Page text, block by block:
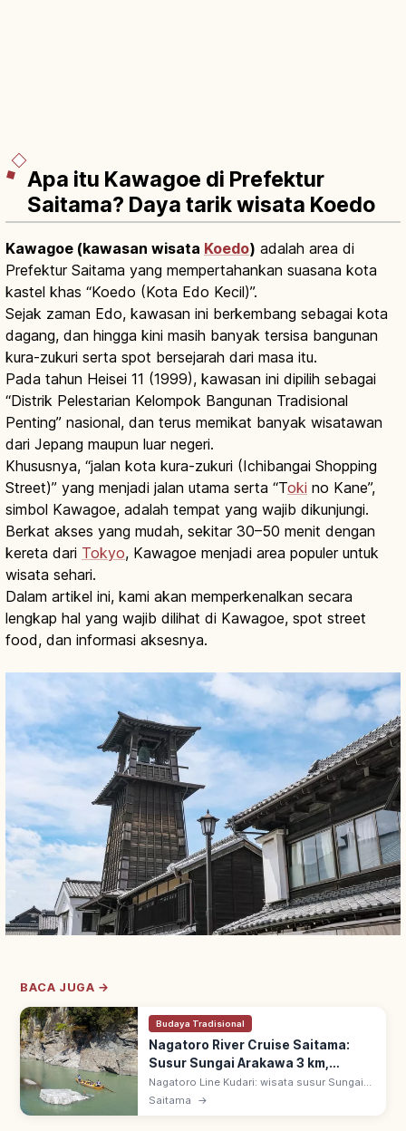
Apa itu Kawagoe di Prefektur
Saitama? Daya tarik wisata Koedo
Kawagoe (kawasan wisata Koedo) adalah area di
Prefektur Saitama yang mempertahankan suasana kota
kastel khas “Koedo (Kota Edo Kecil)”.
Sejak zaman Edo, kawasan ini berkembang sebagai kota
dagang, dan hingga kini masih banyak tersisa bangunan
kura-zukuri serta spot bersejarah dari masa itu.
Pada tahun Heisei 11 (1999), kawasan ini dipilih sebagai
“Distrik Pelestarian Kelompok Bangunan Tradisional
Penting” nasional, dan terus memikat banyak wisatawan
dari Jepang maupun luar negeri.
Khususnya, “jalan kota kura-zukuri (Ichibangai Shopping
Street)” yang menjadi jalan utama serta “Toki no Kane”,
simbol Kawagoe, adalah tempat yang wajib dikunjungi.
Berkat akses yang mudah, sekitar 30–50 menit dengan
kereta dari Tokyo, Kawagoe menjadi area populer untuk
wisata sehari.
Dalam artikel ini, kami akan memperkenalkan secara
lengkap hal yang wajib dilihat di Kawagoe, spot street
food, dan informasi aksesnya.
BACA JUGA →
Budaya Tradisional
Nagatoro River Cruise Saitama:
Susur Sungai Arakawa 3 km,
Pemandangan & Akses
Nagatoro Line Kudari: wisata susur Sungai
Arakawa di Nagatoro, Chichibu, Saitama.
Saitama →